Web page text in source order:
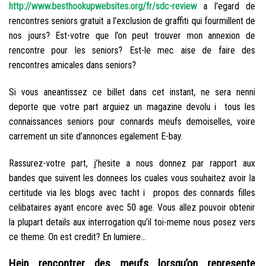
http://www.besthookupwebsites.org/fr/sdc-reviewa l’egard de
rencontres seniors gratuit a l’exclusion de graffiti qui fourmillent de
nos jours? Est-votre que l’on peut trouver mon annexion de
rencontre pour les seniors? Est-le mec aise de faire des
rencontres amicales dans seniors?
Si vous aneantissez ce billet dans cet instant, ne sera nenni
deporte que votre part arguiez un magazine devolu i tous les
connaissances seniors pour connards meufs demoiselles, voire
carrement un site d’annonces egalement E-bay.
Rassurez-votre part, j’hesite a nous donnez par rapport aux
bandes que suivent les donnees los cuales vous souhaitez avoir la
certitude via les blogs avec tacht i propos des connards filles
celibataires ayant encore avec 50 age. Vous allez pouvoir obtenir
la plupart details aux interrogation qu’il toi-meme nous posez vers
ce theme. On est credit? En lumiere…
Hein rencontrer des meufs lorsqu’on represente